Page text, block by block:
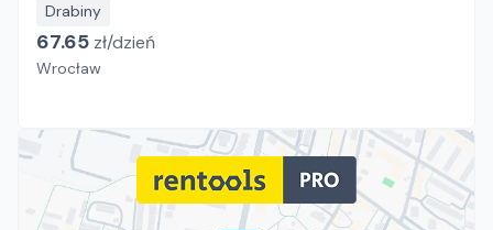
Drabiny
67.65 zł/dzień
Wrocław